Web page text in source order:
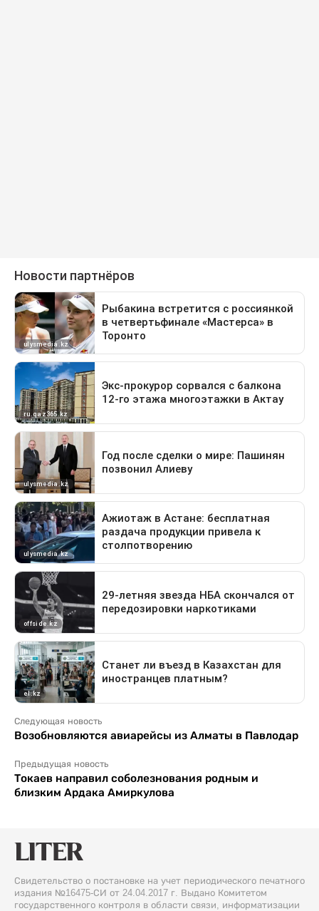
Следующая новость
Возобновляются авиарейсы из Алматы в Павлодар
Предыдущая новость
Токаев направил соболезнования родным и
близким Ардака Амиркулова
Свидетельство о постановке на учет периодического печатного
издания №16475-СИ от 24.04.2017 г. Выдано Комитетом
государственного контроля в области связи, информатизации